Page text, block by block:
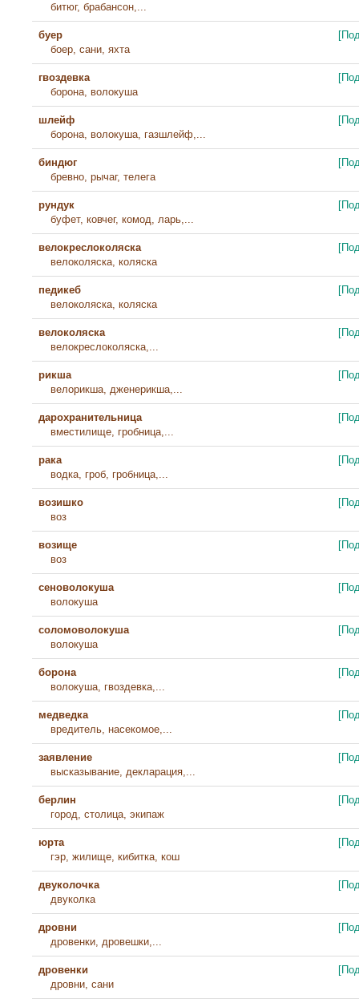
битюг, брабансон,...
буер
боер, сани, яхта
гвоздевка
борона, волокуша
шлейф
борона, волокуша, газшлейф,...
биндюг
бревно, рычаг, телега
рундук
буфет, ковчег, комод, ларь,...
велокреслоколяска
велоколяска, коляска
педикеб
велоколяска, коляска
велоколяска
велокреслоколяска,...
рикша
велорикша, дженерикша,...
дарохранительница
вместилище, гробница,...
рака
водка, гроб, гробница,...
возишко
воз
возище
воз
сеноволокуша
волокуша
соломоволокуша
волокуша
борона
волокуша, гвоздевка,...
медведка
вредитель, насекомое,...
заявление
высказывание, декларация,...
берлин
город, столица, экипаж
юрта
гэр, жилище, кибитка, кош
двуколочка
двуколка
дровни
дровенки, дровешки,...
дровенки
дровни, сани